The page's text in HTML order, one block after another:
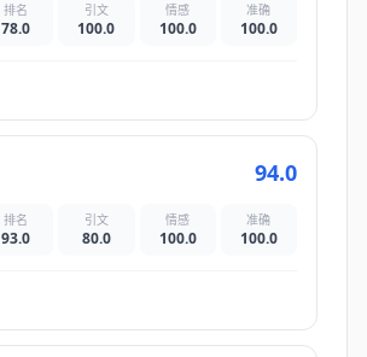
排名
78.0
引文
100.0
情感
100.0
准确
100.0
94.0
排名
93.0
引文
80.0
情感
100.0
准确
100.0